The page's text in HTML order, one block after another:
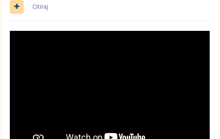
Citiraj